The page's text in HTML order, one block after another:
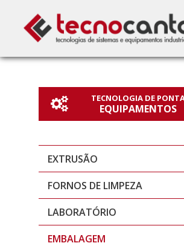
TECNOLOGIA DE
EQUIPAMENTOS
EXTRUSÃO
FORNOS DE LIMPEZA
LABORATÓRIO
EMBALAGEM